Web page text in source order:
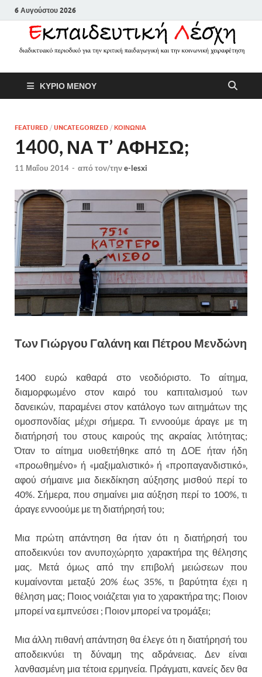
6 Αυγούστου 2026
κριτική παιδαγωγική και την
κοινωνική χειραφέτηση
ΚΥΡΙΟ ΜΕΝΟΥ
FEATURED / UNCATEGORIZED / ΚΟΙΝΩΝΙΑ
1400, ΝΑ Τ’ ΑΦΗΣΩ;
11 Μαΐου 2014 - από τον/τηνe-lesxi
Των Γιώργου Γαλάνη και Πέτρου Μενδώνη
1400 ευρώ καθαρά στο νεοδιόριστο. Το αίτημα,
διαμορφωμένο στον καιρό του καπιταλισμού των
δανεικών, παραμένει στον κατάλογο των αιτημάτων της
ομοσπονδίας μέχρι σήμερα. Τι εννοούμε άραγε με τη
διατήρησή του στους καιρούς της ακραίας λιτότητας;
Όταν το αίτημα υιοθετήθηκε από τη ΔΟΕ ήταν ήδη
«προωθημένο» ή «μαξιμαλιστικό» ή «προπαγανδιστικό»,
αφού σήμαινε μια διεκδίκηση αύξησης μισθού περί το
40%. Σήμερα, που σημαίνει μια αύξηση περί το 100%, τι
άραγε εννοούμε με τη διατήρησή του;
Μια πρώτη απάντηση θα ήταν ότι η διατήρησή του
αποδεικνύει τον ανυποχώρητο χαρακτήρα της θέλησης
μας. Μετά όμως από την επιβολή μειώσεων που
κυμαίνονται μεταξύ 20% έως 35%, τι βαρύτητα έχει η
θέληση μας; Ποιος νοιάζεται για το χαρακτήρα της; Ποιον
μπορεί να εμπνεύσει ; Ποιον μπορεί να τρομάξει;
Μια άλλη πιθανή απάντηση θα έλεγε ότι η διατήρησή του
αποδεικνύει τη δύναμη της αδράνειας. Δεν είναι
λανθασμένη μια τέτοια ερμηνεία. Πράγματι, κανείς δεν θα